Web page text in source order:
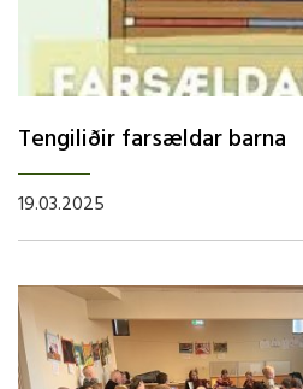
Tengiliðir farsældar barna
19.03.2025